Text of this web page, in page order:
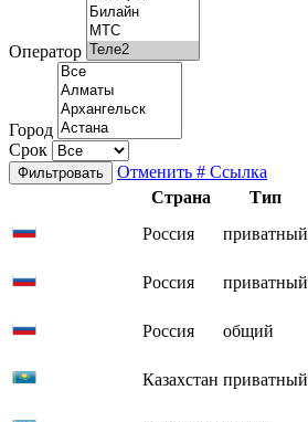
Оператор
Город
Срок
Фильтровать Отменить # Ссылка
Страна
Тип
Россия
приватный
Россия приватный
Россия общий
Казахстан приватный